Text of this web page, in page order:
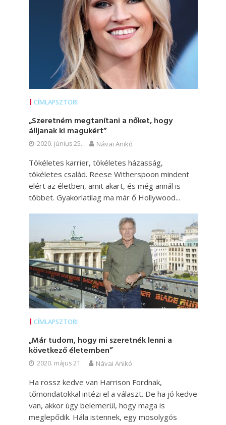
CÍMLAPSZTORI
„Szeretném megtanítani a nőket, hogy
álljanak ki magukért”
2020. június 25. Návai Anikó
Tökéletes karrier, tökéletes házasság,
tökéletes család. Reese Witherspoon mindent
elért az életben, amit akart, és még annál is
többet. Gyakorlatilag ma már ő Hollywood...
CÍMLAPSZTORI
„Már tudom, hogy mi szeretnék lenni a
következő életemben”
2020. május 21. Návai Anikó
Ha rossz kedve van Harrison Fordnak,
tőmondatokkal intézi el a választ. De ha jó kedve
van, akkor úgy belemerül, hogy maga is
meglepődik. Hála istennek, egy mosolygós